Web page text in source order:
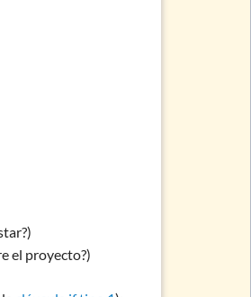
el proyecto?)